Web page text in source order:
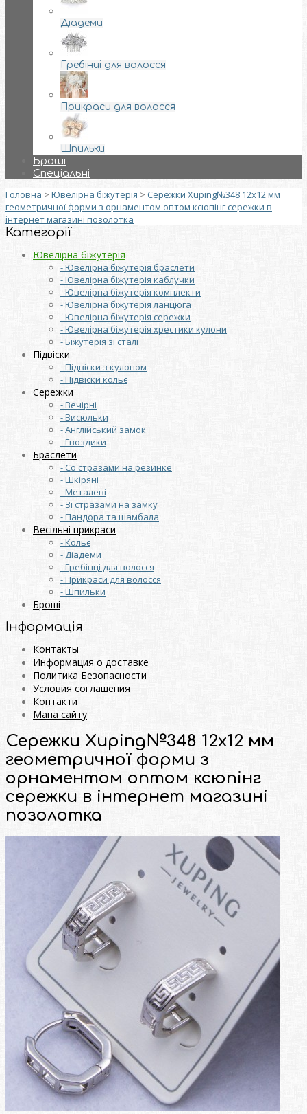
Діадеми
Гребінці для волосся
Прикраси для волосся
Шпильки
Броші
Спеціальні
Головна > Ювелірна біжутерія > Сережки Xuping№348 12х12 мм
геометричної форми з орнаментом оптом ксюпінг сережки в
інтернет магазині позолотка
Категорії
Ювелірна біжутерія
- Ювелірна біжутерія браслети
- Ювелірна біжутерія каблучки
- Ювелірна біжутерія комплекти
- Ювелірна біжутерія ланцюга
- Ювелірна біжутерія сережки
- Ювелірна біжутерія хрестики кулони
- Біжутерія зі сталі
Підвіски
- Підвіски з кулоном
- Підвіски кольє
Сережки
- Вечірні
- Висюльки
- Англійський замок
- Гвоздики
Браслети
- Со стразами на резинке
- Шкіряні
- Металеві
- Зі стразами на замку
- Пандора та шамбала
Весільні прикраси
- Кольє
- Діадеми
- Гребінці для волосся
- Прикраси для волосся
- Шпильки
Броші
Інформація
Контакты
Информация о доставке
Политика Безопасности
Условия соглашения
Контакти
Мапа сайту
Сережки Xuping№348 12х12 мм
геометричної форми з
орнаментом оптом ксюпінг
сережки в інтернет магазині
позолотка